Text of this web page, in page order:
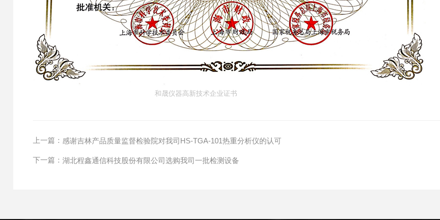
和晟仪器高新技术企业证书
上一篇： 感谢吉林产品质量监督检验院对我司HS-TGA-101热重分析仪的认可
下一篇： 湖北程鑫通信科技股份有限公司选购我司一批检测设备